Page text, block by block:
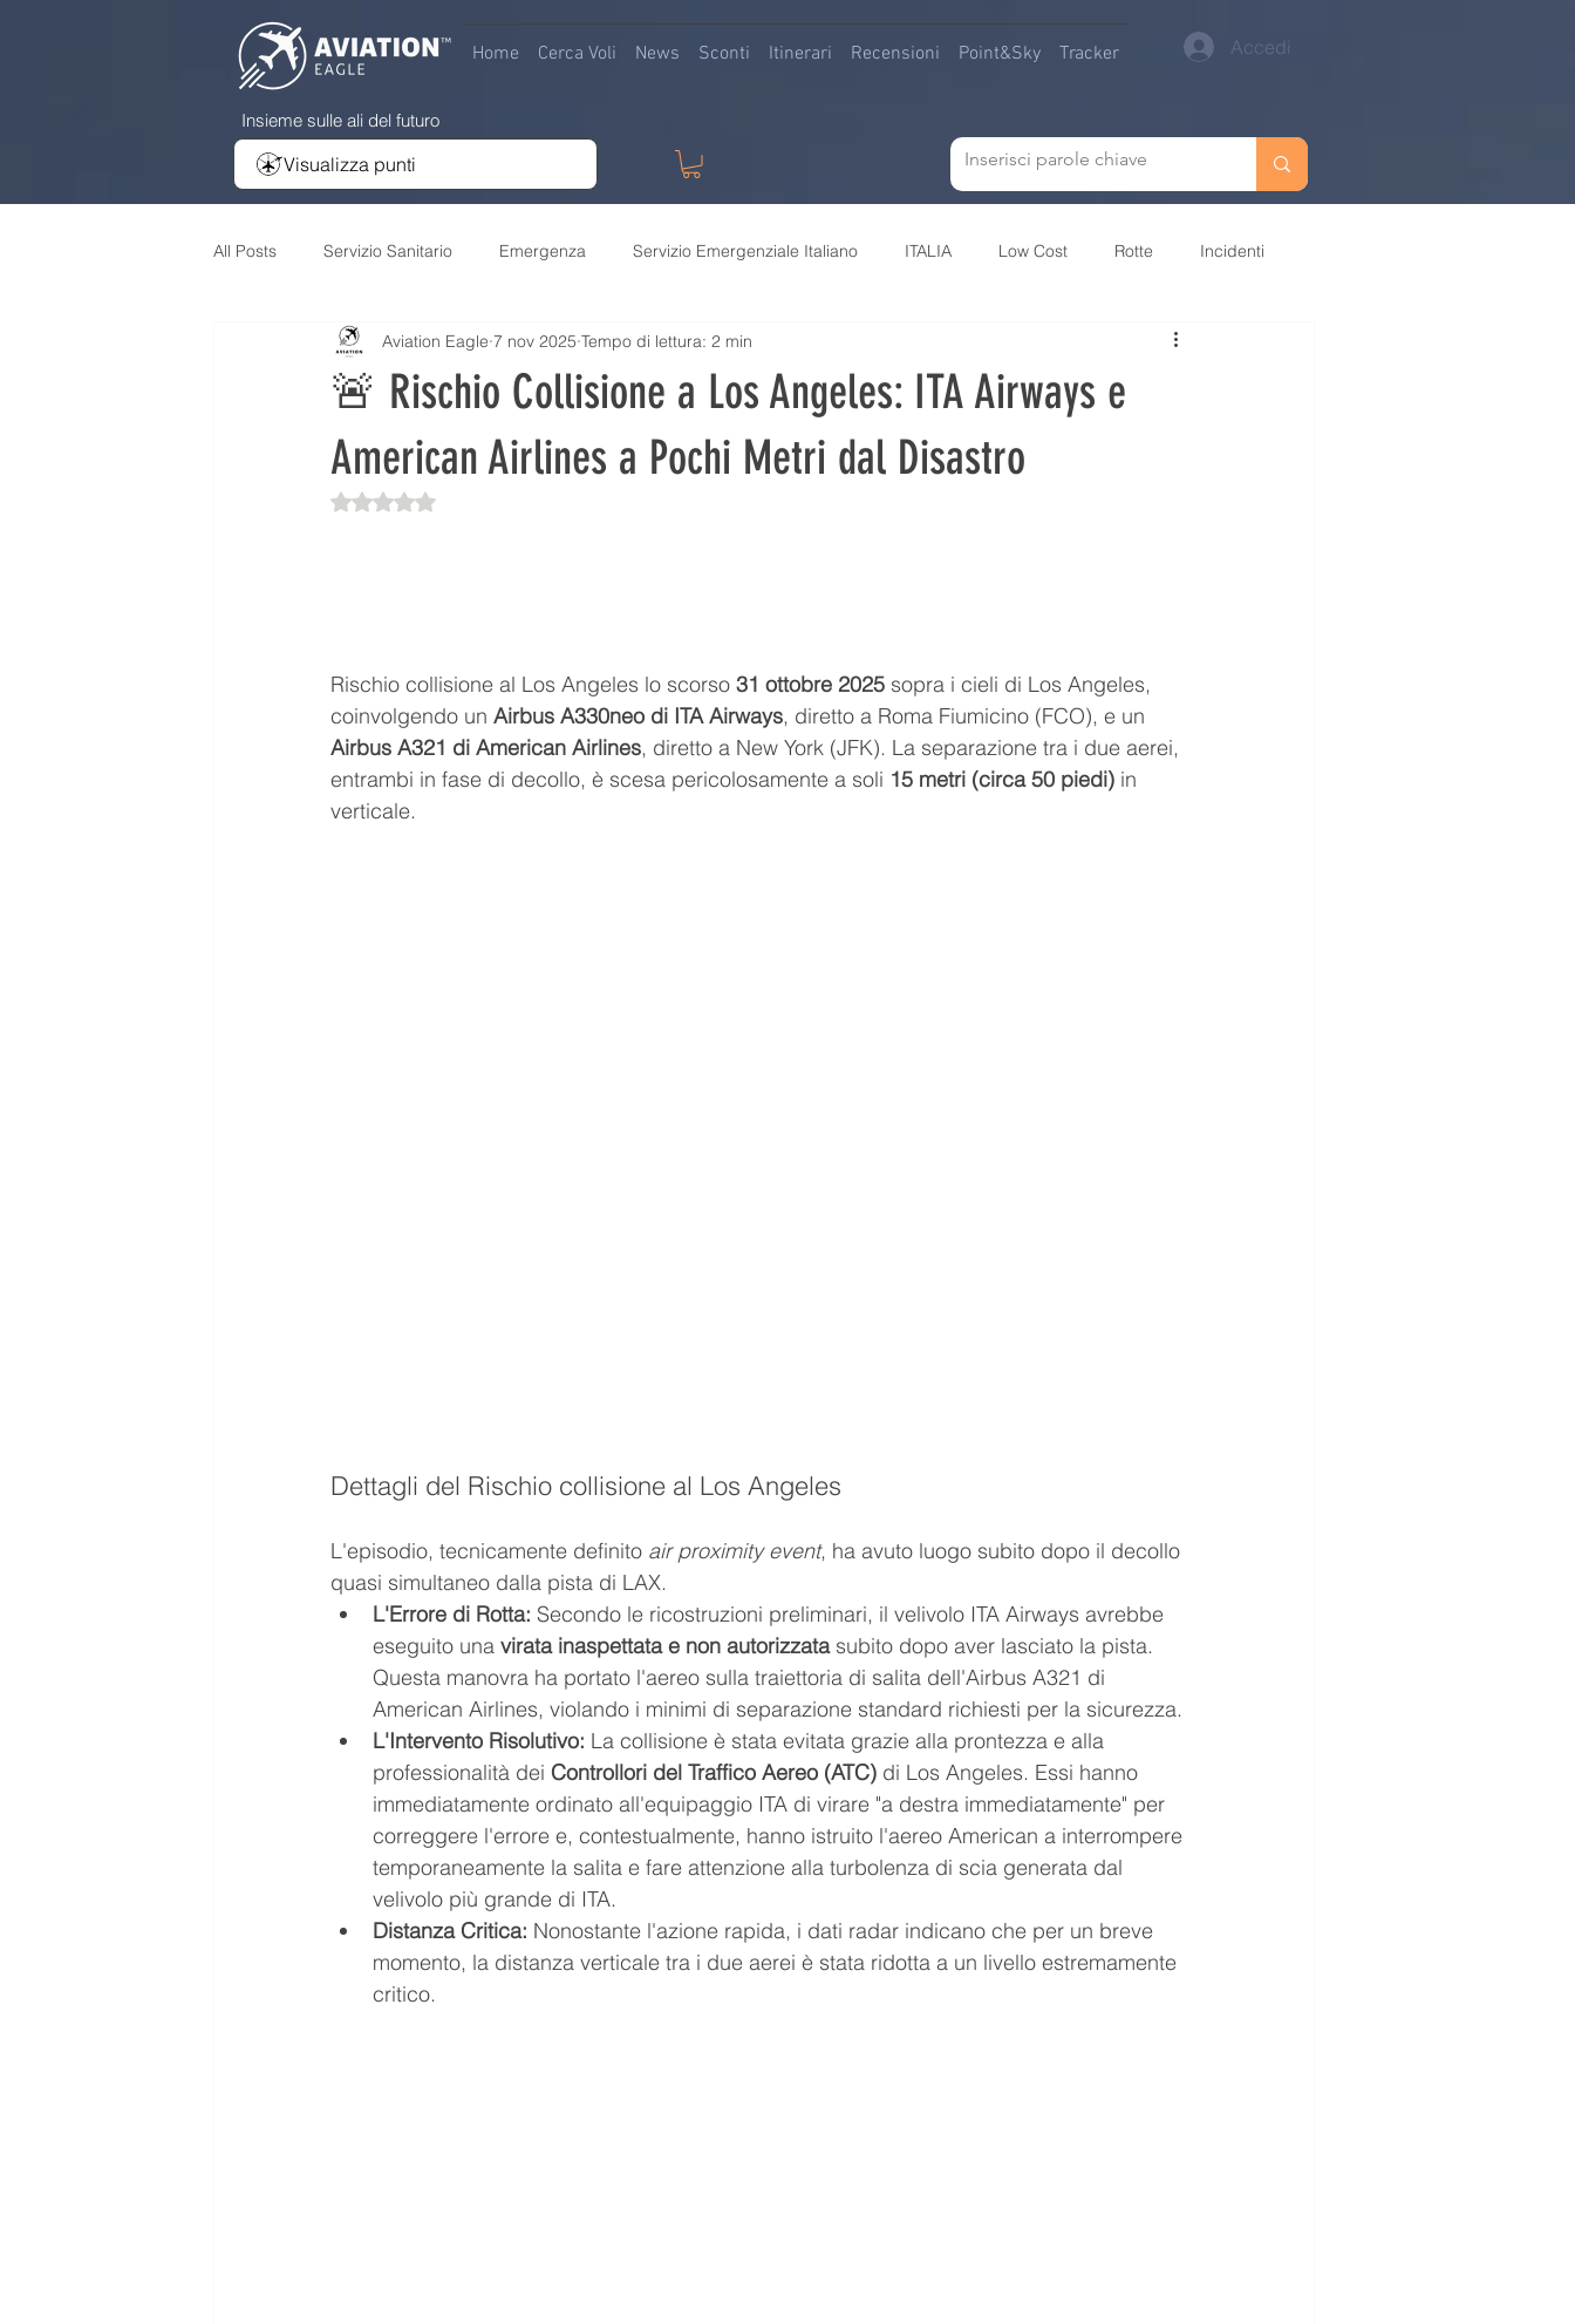
Insieme sulle ali del futuro
Home Cerca Voli News Sconti Itinerari Recensioni Point&Sky Tracker Accedi
Visualizza punti
All Posts Servizio Sanitario Emergenza Servizio Emergenziale Italiano ITALIA Low Cost Rotte Incidenti
Premium Divieti Europa America Premi
Acquisti Aerei Acquisti Compagnie Alleanze Militare Civile Recensioni
🚨 Rischio Collisione a Los Angeles: ITA Airways e
American Airlines a Pochi Metri dal Disastro
Aviation Eagle 7 nov 2025 Tempo di lettura: 2 min
Valutazione NaN stelle su 5.
Rischio collisione al Los Angeles lo scorso 31 ottobre 2025 sopra i cieli di Los Angeles,
coinvolgendo un Airbus A330neo di ITA Airways, diretto a Roma Fiumicino (FCO), e un
Airbus A321 di American Airlines, diretto a New York (JFK). La separazione tra i due aerei,
entrambi in fase di decollo, è scesa pericolosamente a soli 15 metri (circa 50 piedi) in
verticale.
Dettagli del Rischio collisione al Los Angeles
L'episodio, tecnicamente definito air proximity event, ha avuto luogo subito dopo il decollo
quasi simultaneo dalla pista di LAX.
L'Errore di Rotta: Secondo le ricostruzioni preliminari, il velivolo ITA Airways avrebbe
eseguito una virata inaspettata e non autorizzata subito dopo aver lasciato la pista.
Questa manovra ha portato l'aereo sulla traiettoria di salita dell'Airbus A321 di
American Airlines, violando i minimi di separazione standard richiesti per la sicurezza.
L'Intervento Risolutivo: La collisione è stata evitata grazie alla prontezza e alla
professionalità dei Controllori del Traffico Aereo (ATC) di Los Angeles. Essi hanno
immediatamente ordinato all'equipaggio ITA di virare "a destra immediatamente" per
correggere l'errore e, contestualmente, hanno istruito l'aereo American a interrompere
temporaneamente la salita e fare attenzione alla turbolenza di scia generata dal
velivolo più grande di ITA.
Distanza Critica: Nonostante l'azione rapida, i dati radar indicano che per un breve
momento, la distanza verticale tra i due aerei è stata ridotta a un livello estremamente
critico.